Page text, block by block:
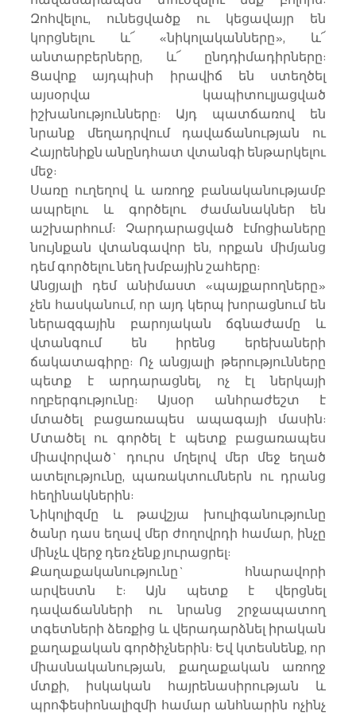
Զոհվելու, ունեցվածք ու կեցավայր են
կորցնելու և՜ «նիկոլականները», և՜
անտարբերները, և՜ ընդդիմադիրները:
Ցավոք այդպիսի իրավիճ են ստեղծել
այսօրվա կապիտուլյացված
իշխանությունները: Այդ պատճառով են
նրանք մեղադրվում դավաճանության ու
Հայրենիքն անընդհատ վտանգի ենթարկելու
մեջ:
Սառը ուղեղով և առողջ բանականությամբ
ապրելու և գործելու ժամանակներ են
աշխարհում: Չարդարացված էմոցիաները
նույնքան վտանգավոր են, որքան միմյանց
դեմ գործելու նեղ խմբային շահերը:
Անցյալի դեմ անիմաստ «պայքարողները»
չեն հասկանում, որ այդ կերպ խորացնում են
ներազգային բարոյական ճգնաժամը և
վտանգում են իրենց երեխաների
ճակատագիրը: Ոչ անցյալի թերությունները
պետք է արդարացնել, ոչ էլ ներկայի
ողբերգությունը: Այսօր անհրաժեշտ է
մտածել բացառապես ապագայի մասին:
Մտածել ու գործել է պետք բացառապես
միավորված` դուրս մղելով մեր մեջ եղած
ատելությունը, պառակտումներն ու դրանց
հեղինակներին:
Նիկոլիզմը և թավշյա խուլիգանությունը
ծանր դաս եղավ մեր ժողովրդի համար, ինչը
մինչև վերջ դեռ չենք յուրացրել:
Քաղաքականությունը` հնարավորի
արվեստն է: Այն պետք է վերցնել
դավաճանների ու նրանց շրջապատող
տգետների ձեռքից և վերադարձնել իրական
քաղաքական գործիչներին: Եվ կտեսնենք, որ
միասնականության, քաղաքական առողջ
մտքի, իսկական հայրենասիրության և
պրոֆեսիոնալիզմի համար անհնարին ոչինչ